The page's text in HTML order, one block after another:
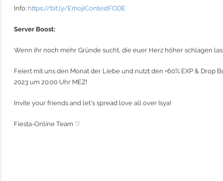
Info: https://bit.ly/EmojiContestFODE
Server Boost:
Wenn ihr noch mehr Gründe sucht, die euer Herz höher schlagen
Feiert mit uns den Monat der Liebe und nutzt den +60% EXP & Drop
2023 um 20:00 Uhr MEZ!
Invite your friends and let's spread love all over Isya!
Fiesta-Online Team ♡